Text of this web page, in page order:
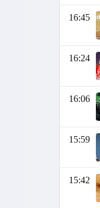
16:45
16:24
16:06
15:59
15:42